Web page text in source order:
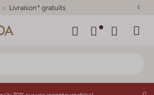
Plus de 500 marques